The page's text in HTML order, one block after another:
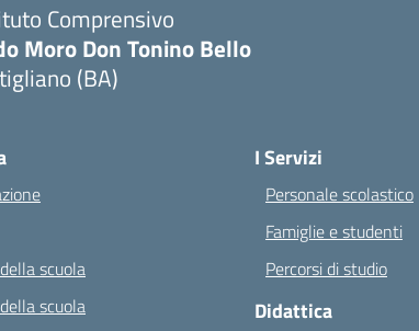
Comprensivo
Moro Don Tonino Bello
(BA)
scuola
scuola
I Servizi
Personale scolastico
Famiglie e studenti
Percorsi di studio
Didattica